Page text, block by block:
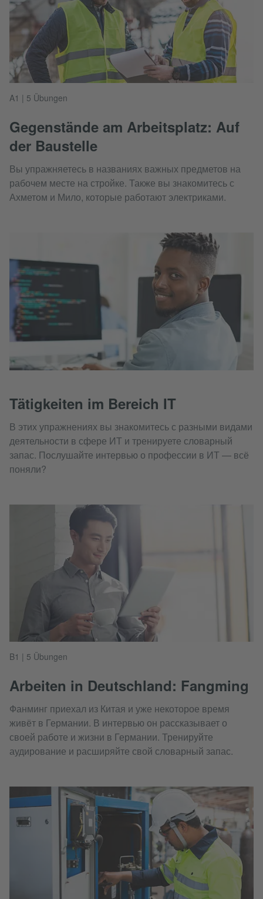
A1 | 5 Übungen
Gegenstände am Arbeitsplatz: Auf
der Baustelle
Вы упражняетесь в названиях важных предметов на
рабочем месте на стройке. Также вы знакомитесь с
Ахметом и Мило, которые работают электриками.
Tätigkeiten im Bereich IT
В этих упражнениях вы знакомитесь с разными видами
деятельности в сфере ИТ и тренируете словарный
запас. Послушайте интервью о профессии в ИТ — всё
поняли?
B1 | 5 Übungen
Arbeiten in Deutschland: Fangming
Фанминг приехал из Китая и уже некоторое время
живёт в Германии. В интервью он рассказывает о
своей работе и жизни в Германии. Тренируйте
аудирование и расширяйте свой словарный запас.